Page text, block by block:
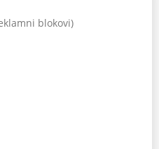
blokovi)